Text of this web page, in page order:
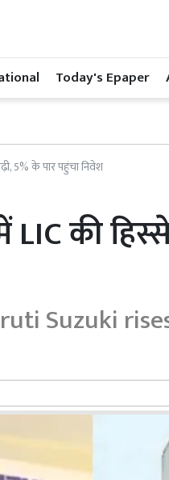
Today's Epaper
5% के पार पहुंचा निवेश
की
Suzuki